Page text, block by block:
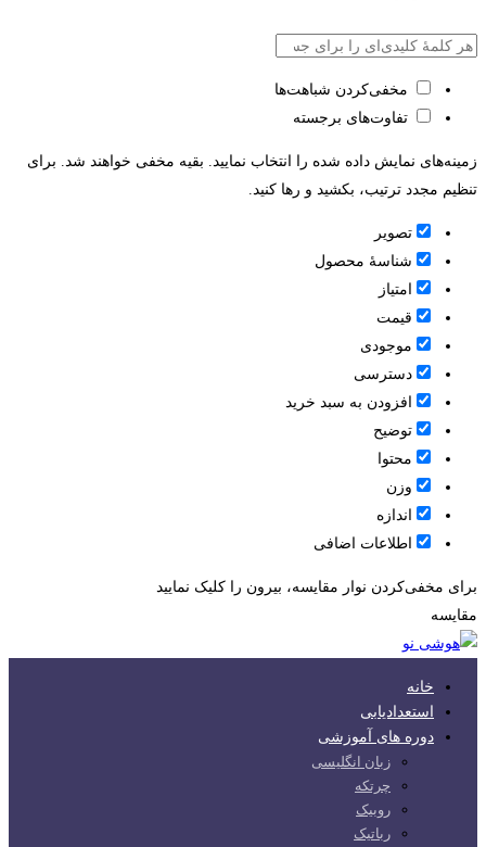
مخفی‌کردن شباهت‌ها
تفاوت‌های برجسته
زمینه‌های نمایش داده شده را انتخاب نمایید. بقیه مخفی خواهند شد. برای
تنظیم مجدد ترتیب، بکشید و رها کنید.
تصویر
شناسۀ محصول
امتیاز
قيمت
موجودی
دسترسی
افزودن به سبد خرید
توضیح
محتوا
وزن
اندازه
اطلاعات اضافی
برای مخفی‌کردن نوار مقایسه، بیرون را کلیک نمایید
مقایسه
خانه
استعدادیابی
دوره های آموزشی
زبان انگلیسی
چرتکه
روبیک
رباتیک